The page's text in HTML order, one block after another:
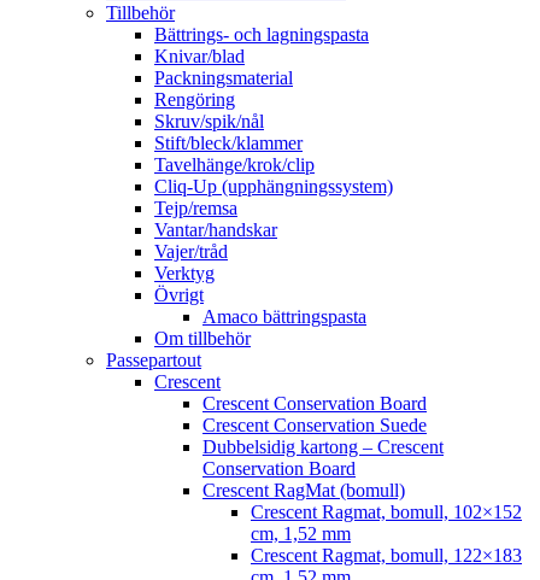
Tillbehör
Bättrings- och lagningspasta
Knivar/blad
Packningsmaterial
Rengöring
Skruv/spik/nål
Stift/bleck/klammer
Tavelhänge/krok/clip
Cliq-Up (upphängningssystem)
Tejp/remsa
Vantar/handskar
Vajer/tråd
Verktyg
Övrigt
Amaco bättringspasta
Om tillbehör
Passepartout
Crescent
Crescent Conservation Board
Crescent Conservation Suede
Dubbelsidig kartong – Crescent
Conservation Board
Crescent RagMat (bomull)
Crescent Ragmat, bomull, 102×152
cm, 1,52 mm
Crescent Ragmat, bomull, 122×183